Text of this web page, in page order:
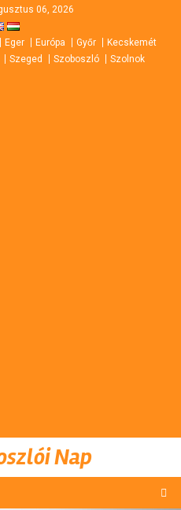
06, 2026
Eger Európa Győr
Kecskemét
Szeged Szoboszló Szolnok
Nap